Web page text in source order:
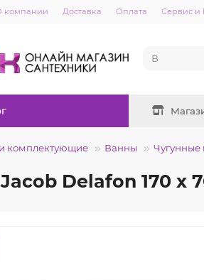
компании Доставка Оплата Сервис и
комплектующие Ванны Чугунные
Delafon 170 х